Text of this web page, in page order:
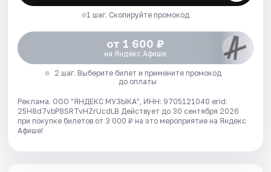
1 шаг. Скопируйте промокод
от 1 600 ₽
на Яндекс Афише
2 шаг. Выберите билет и примените промокод
до оплаты
Реклама. ООО "ЯНДЕКС МУЗЫКА", ИНН: 9705121040 erid:
25H8d7vbP8SRTvHZrUcdLB Действует до 30 сентября 2026
при покупке билетов от 3 000 ₽ на это мероприятие на Яндекс
Афише!